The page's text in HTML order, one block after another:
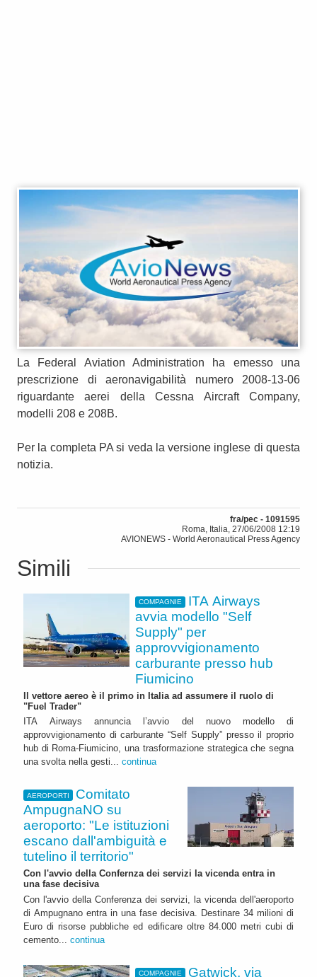
La Federal Aviation Administration ha emesso una
prescrizione di aeronavigabilità numero 2008-13-06
riguardante aerei della Cessna Aircraft Company,
modelli 208 e 208B.
Per la completa PA si veda la versione inglese di questa
notizia.
fra/pec - 1091595
Roma, Italia, 27/06/2008 12:19
AVIONEWS - World Aeronautical Press Agency
Simili
COMPAGNIE
ITA Airways
avvia modello "Self
Supply" per
approvvigionamento
carburante presso hub
Fiumicino
Il vettore aereo è il primo in Italia ad assumere il ruolo di
"Fuel Trader"
ITA Airways annuncia l’avvio del nuovo modello di
approvvigionamento di carburante “Self Supply” presso il proprio
hub di Roma-Fiumicino, una trasformazione strategica che segna
una svolta nella gesti... continua
AEROPORTI
Comitato
AmpugnaNO su
aeroporto: "Le istituzioni
escano dall'ambiguità e
tutelino il territorio"
Con l'avvio della Confernza dei servizi la vicenda entra in
una fase decisiva
Con l'avvio della Conferenza dei servizi, la vicenda dell'aeroporto
di Ampugnano entra in una fase decisiva. Destinare 34 milioni di
Euro di risorse pubbliche ed edificare oltre 84.000 metri cubi di
cemento... continua
COMPAGNIE Gatwick, via